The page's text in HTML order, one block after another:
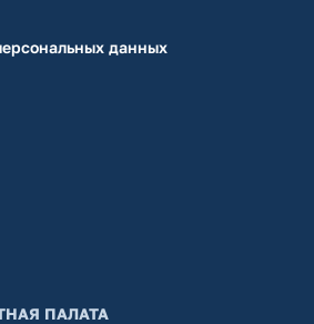
данных
ПАЛАТА